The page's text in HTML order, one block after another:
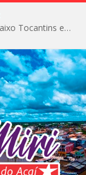
Igarapé-Miri conquista o melhor IDEB do Baixo Tocantins e avança na qualidade da educação pública